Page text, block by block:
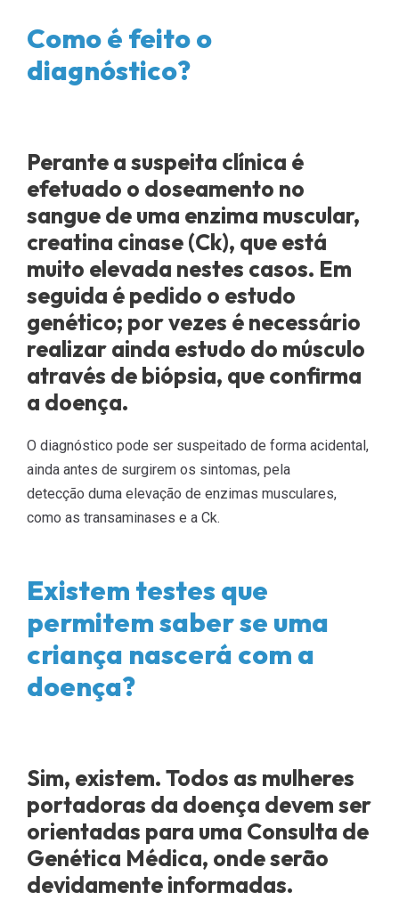
Como é feito o
diagnóstico?
Perante a suspeita clínica é
efetuado o doseamento no
sangue de uma enzima muscular,
creatina cinase (Ck), que está
muito elevada nestes casos. Em
seguida é pedido o estudo
genético; por vezes é necessário
realizar ainda estudo do músculo
através de biópsia, que confirma
a doença.
O diagnóstico pode ser suspeitado de forma acidental,
ainda antes de surgirem os sintomas, pela
detecção duma elevação de enzimas musculares,
como as transaminases e a Ck.
Existem testes que
permitem saber se uma
criança nascerá com a
doença?
Sim, existem. Todos as mulheres
portadoras da doença devem ser
orientadas para uma Consulta de
Genética Médica, onde serão
devidamente informadas.